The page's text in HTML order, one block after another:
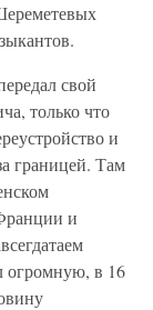
свой
только что
и
границей. Там
и
огромную, в 16